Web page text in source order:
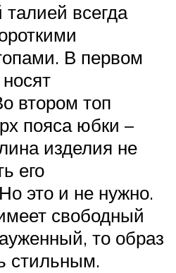
всегда
В первом
втором топ
пояса юбки –
изделия не
его
это и не нужно.
свободный
то образ
стильным.